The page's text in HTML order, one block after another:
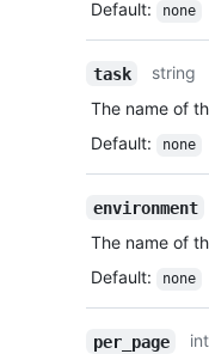
Default: none
task
string
The name of
Default: none
environment
The name of
Default: none
per_page